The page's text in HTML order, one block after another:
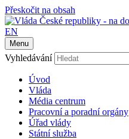
Přeskočit na obsah
EN
Menu
Vyhledávání
Úvod
Vláda
Média centrum
Pracovní a poradní orgány
Úřad vlády
Státní služba